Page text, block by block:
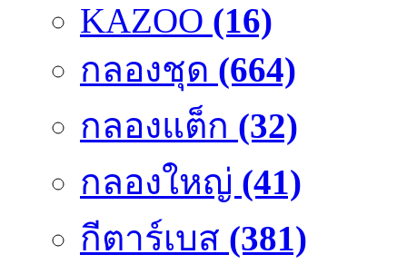
KAZOO (16)
กลองชุด (664)
กลองแต็ก (32)
กลองใหญ่ (41)
กีตาร์เบส (381)